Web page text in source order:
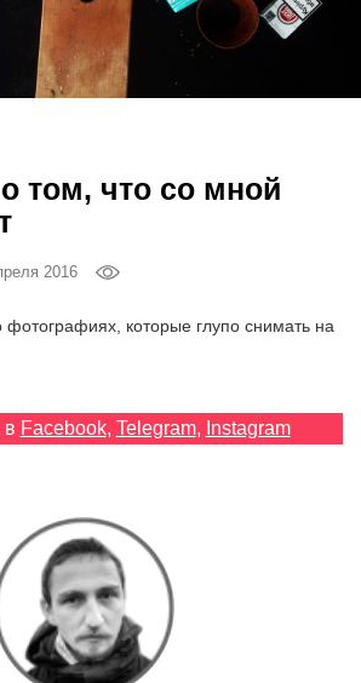
том, что со мной
2016
которые глупо снимать на
в Facebook, Telegram, Instagram